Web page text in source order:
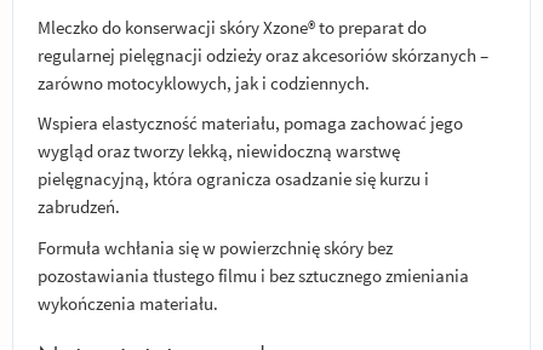
Mleczko do konserwacji skóry Xzone® to preparat do
regularnej pielęgnacji odzieży oraz akcesoriów skórzanych –
zarówno motocyklowych, jak i codziennych.
Wspiera elastyczność materiału, pomaga zachować jego
wygląd oraz tworzy lekką, niewidoczną warstwę
pielęgnacyjną, która ogranicza osadzanie się kurzu i
zabrudzeń.
Formuła wchłania się w powierzchnię skóry bez
pozostawiania tłustego filmu i bez sztucznego zmieniania
wykończenia materiału.